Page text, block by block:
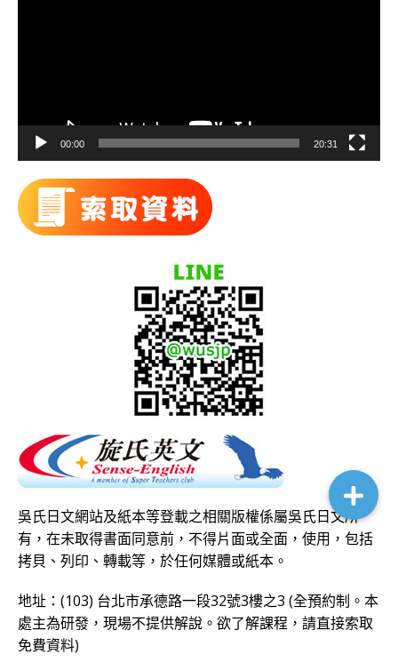
00:00 20:31
吳氏日文網站及紙本等登載之相關版權係屬吳氏日文所
有，在未取得書面同意前，不得片面或全面，使用，包括
拷貝、列印、轉載等，於任何媒體或紙本。
地址：(103) 台北市承德路一段32號3樓之3 (全預約制。本
處主為研發，現場不提供解說。欲了解課程，請直接索取
免費資料)